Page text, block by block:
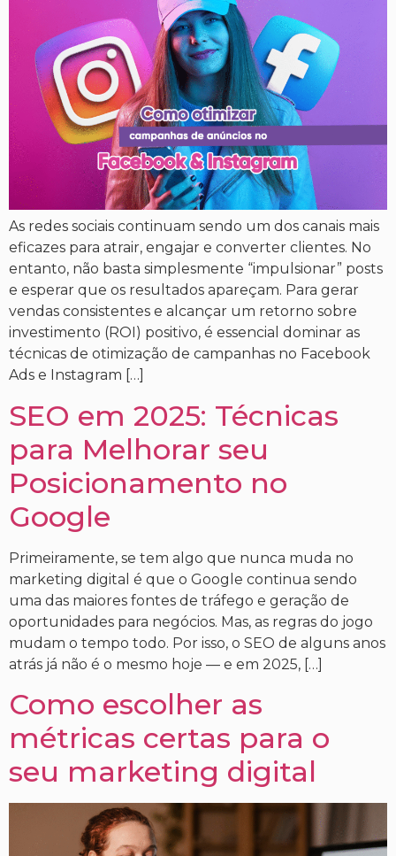
As redes sociais continuam sendo um dos canais mais
eficazes para atrair, engajar e converter clientes. No
entanto, não basta simplesmente “impulsionar” posts
e esperar que os resultados apareçam. Para gerar
vendas consistentes e alcançar um retorno sobre
investimento (ROI) positivo, é essencial dominar as
técnicas de otimização de campanhas no Facebook
Ads e Instagram […]
SEO em 2025: Técnicas
para Melhorar seu
Posicionamento no
Google
Primeiramente, se tem algo que nunca muda no
marketing digital é que o Google continua sendo
uma das maiores fontes de tráfego e geração de
oportunidades para negócios. Mas, as regras do jogo
mudam o tempo todo. Por isso, o SEO de alguns anos
atrás já não é o mesmo hoje — e em 2025, […]
Como escolher as
métricas certas para o
seu marketing digital